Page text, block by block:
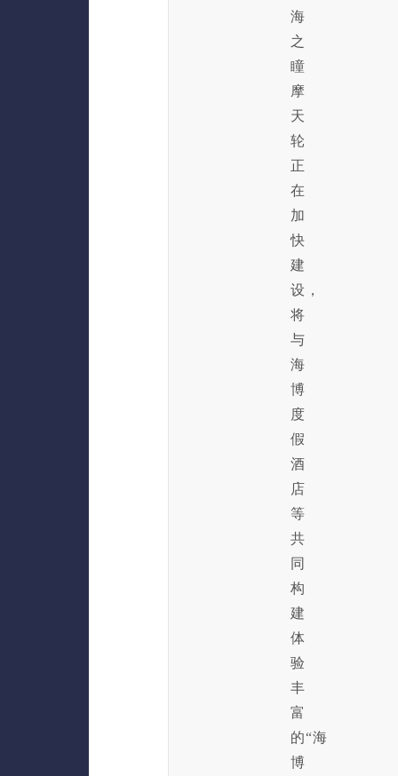
海
之
瞳
摩
天
轮
正
在
加
快
建
设，
将
与
海
博
度
假
酒
店
等
共
同
构
建
体
验
丰
富
的“海
博